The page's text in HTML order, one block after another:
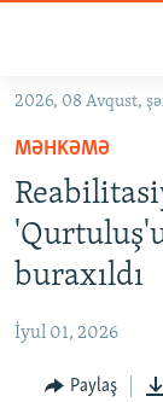
Əsas
qayıt
Əsas
naviqasiyaya
qayıt
Axtarışa
#İZAHLA
#ƏSLINDƏ
QANUNI DOĞRU
ARAŞDIRMA
2026, 08 Avqust,
MƏHKƏMƏ
buraxıldı
İyul 01, 2026
Paylaş